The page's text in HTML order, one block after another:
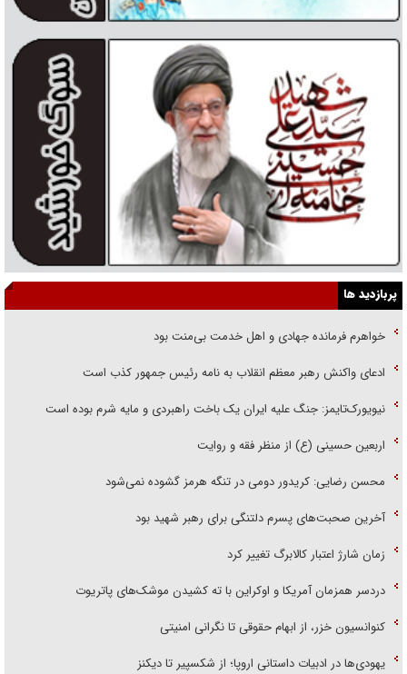
پربازدید ها
خواهرم فرمانده جهادی و اهل خدمت بی‌منت بود
ادعای واکنش رهبر معظم انقلاب به نامه رئیس جمهور کذب است
نیویورک‌تایمز: جنگ علیه ایران یک باخت راهبردی و مایه شرم بوده است
اربعین حسینی (ع) از منظر فقه و روایت
محسن رضایی: کریدور دومی در تنگه هرمز گشوده نمی‌شود
آخرین صحبت‌های پسرم دلتنگی برای رهبر شهید بود
زمان شارژ اعتبار کالابرگ تغییر کرد
دردسر همزمان آمریکا و اوکراین با ته کشیدن موشک‌های پاتریوت
کنوانسیون خزر، از ابهام حقوقی تا نگرانی امنیتی
یهودی‌ها در ادبیات داستانی اروپا؛ از شکسپیر تا دیکنز